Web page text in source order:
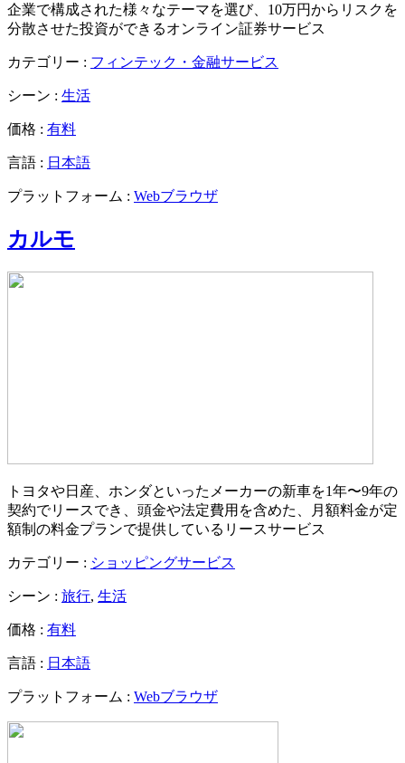
企業で構成された様々なテーマを選び、10万円からリスクを
分散させた投資ができるオンライン証券サービス
カテゴリー : フィンテック・金融サービス
シーン : 生活
価格 : 有料
言語 : 日本語
プラットフォーム : Webブラウザ
カルモ
トヨタや日産、ホンダといったメーカーの新車を1年〜9年の
契約でリースでき、頭金や法定費用を含めた、月額料金が定
額制の料金プランで提供しているリースサービス
カテゴリー : ショッピングサービス
シーン : 旅行, 生活
価格 : 有料
言語 : 日本語
プラットフォーム : Webブラウザ